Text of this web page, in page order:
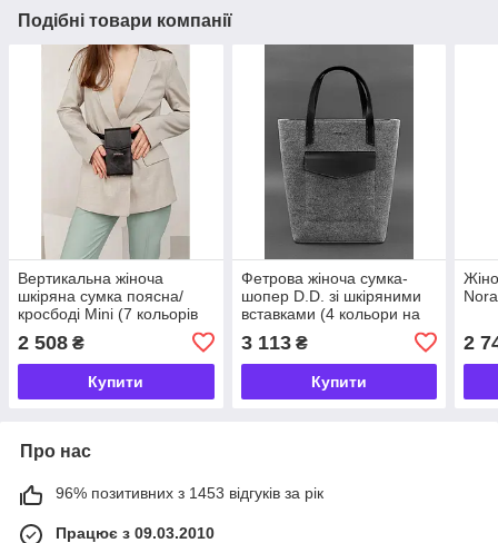
Подібні товари компанії
Вертикальна жіноча
шкіряна сумка поясна/
кросбоді Mini (7 кольорів
2 508 ₴
Купити
Фетрова жіноча сумка-
шопер D.D. зі шкіряними
вставками (4 кольори на
3 113₴
Купити
2
Про нас
96% позитивних з 1453 відгуків за рік
Працює з 09.03.2010